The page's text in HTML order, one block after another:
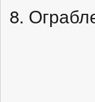
8.